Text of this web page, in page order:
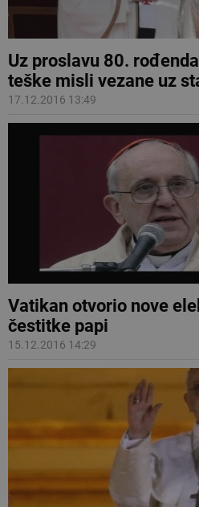
Uz proslavu 80.
teške misli vezane uz
17.12.2016 13:49
Vatikan otvorio nove
čestitke papi
15.12.2016 14:29